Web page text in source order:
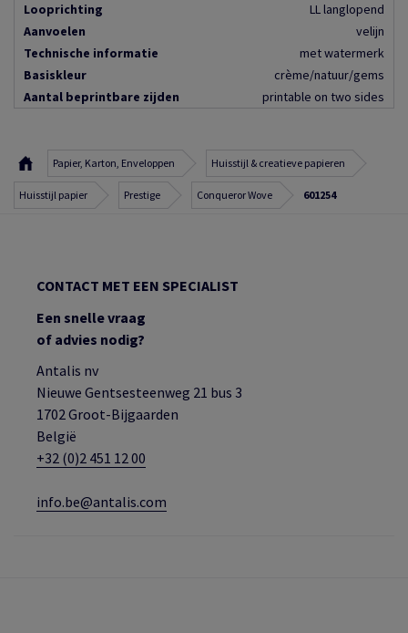
Looprichting
LL langlopend
Aanvoelen
velijn
Technische informatie
met watermerk
Basiskleur
crème/natuur/gems
Aantal beprintbare zijden
printable on two sides
Papier, Karton, Enveloppen Huisstijl & creatieve papieren
Huisstijl papier Prestige Conqueror Wove 601254
CONTACT MET EEN SPECIALIST
Een snelle vraag
of advies nodig?
Antalis nv
Nieuwe Gentsesteenweg 21 bus 3
1702 Groot-Bijgaarden
België
+32 (0)2 451 12 00
info.be@antalis.com